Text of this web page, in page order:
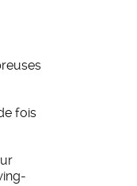
fois